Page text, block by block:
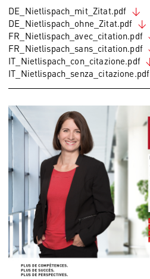
DE_Nietlispach_mit_Zitat.pdf
DE_Nietlispach_ohne_Zitat.pdf
FR_Nietlispach_avec_citation.pdf
FR_Nietlispach_sans_citation.pdf
IT_Nietlispach_con_citazione.pdf
IT_Nietlispach_senza_citazione.pdf